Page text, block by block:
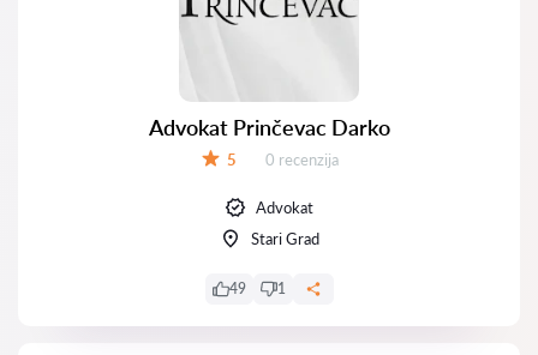
Advokat Prinčevac Darko
5 Recenzija:
0 recenzija
Advokat
Stari Grad
49 1